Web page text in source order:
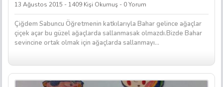
13 Ağustos 2015 - 1409 Kişi Okumuş - 0 Yorum
Çiğdem Sabuncu Öğretmenin katkılarıyla Bahar gelince ağaçlar
çiçek açar bu güzel ağaçlarda sallanmasak olmazdı.Bizde Bahar
sevincine ortak olmak için ağaçlarda sallanmayı...